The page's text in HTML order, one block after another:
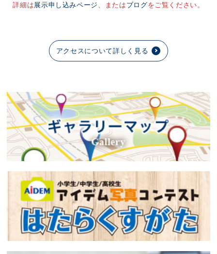
詳細は展示申し込みページ 、またはブログをご覧ください。
アクセスについて詳しく見る